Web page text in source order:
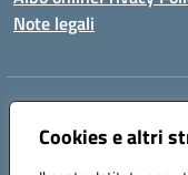
Cookies e altri
Note legali
Indirizzo:
Centralino:096721161